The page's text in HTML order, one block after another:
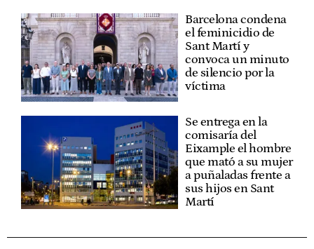
Barcelona condena
el feminicidio de
Sant Martí y
convoca un minuto
de silencio por la
víctima
Se entrega en la
comisaría del
Eixample el hombre
que mató a su mujer
a puñaladas frente a
sus hijos en Sant
Martí